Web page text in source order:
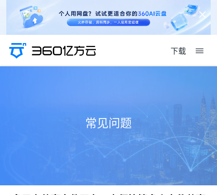
下载
常见问题